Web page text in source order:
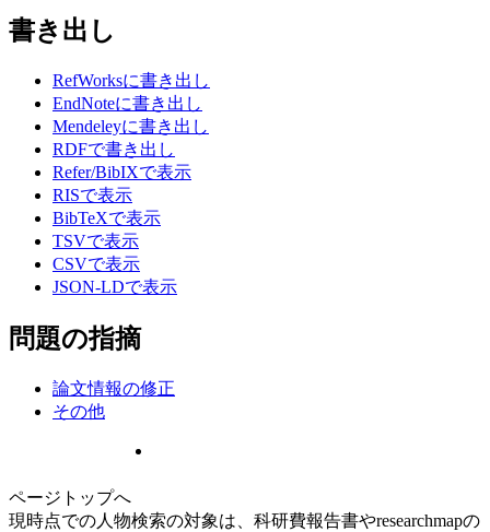
書き出し
RefWorksに書き出し
EndNoteに書き出し
Mendeleyに書き出し
RDFで書き出し
Refer/BibIXで表示
RISで表示
BibTeXで表示
TSVで表示
CSVで表示
JSON-LDで表示
問題の指摘
論文情報の修正
その他
ページトップへ
現時点での人物検索の対象は、科研費報告書やresearchmapの